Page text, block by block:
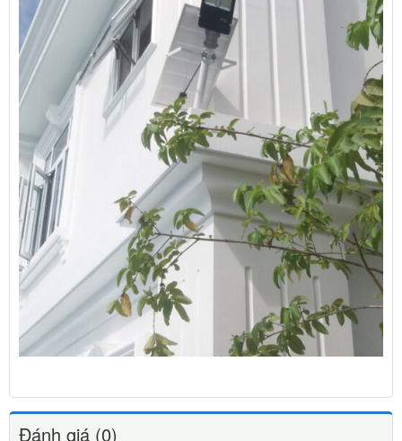
Đánh giá (0)